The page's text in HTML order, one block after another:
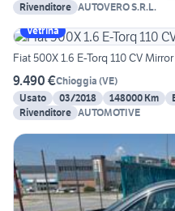
Rivenditore AUTOVERO S.R.L.
Vetrina
Fiat 500X 1.6 E-Torq 110 CV Mirror
9.490 €Chioggia (VE)
Usato
03/2018 148000 Km
Rivenditore AUTOMOTIVE